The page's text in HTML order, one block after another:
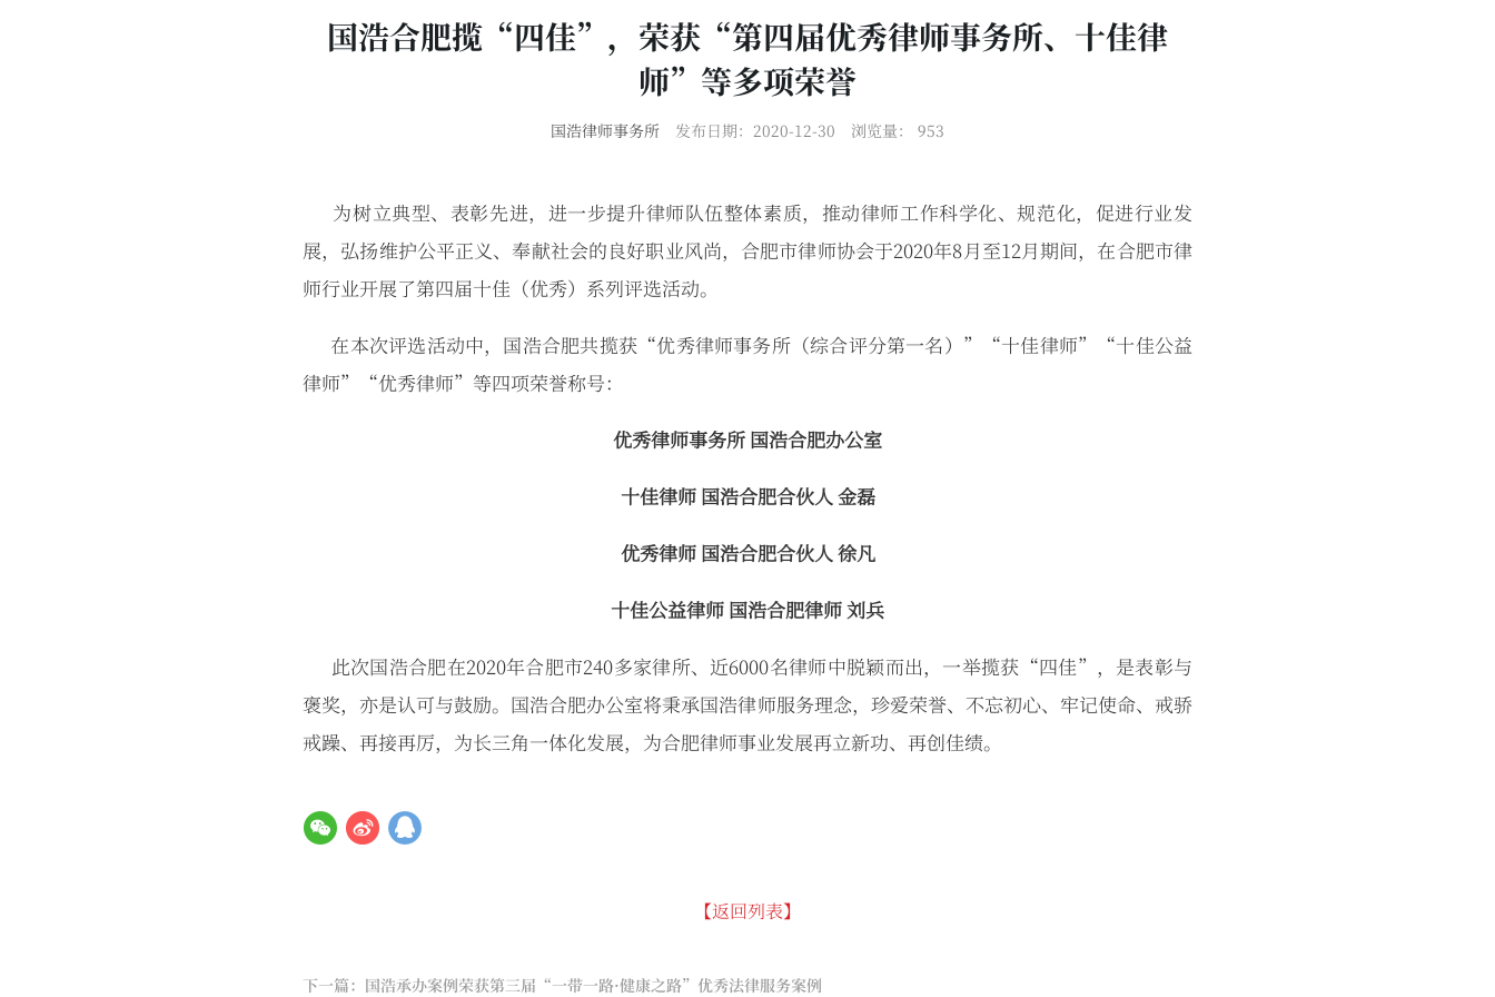
国浩合肥揽“四佳”，荣获“第四届优秀律师事务所、十佳律
师”等多项荣誉
国浩律师事务所 发布日期：2020-12-30 浏览量： 953
为树立典型、表彰先进，进一步提升律师队伍整体素质，推动律师工作科学化、规范化，促进行业发
展，弘扬维护公平正义、奉献社会的良好职业风尚，合肥市律师协会于2020年8月至12月期间，在合肥市律
师行业开展了第四届十佳（优秀）系列评选活动。
在本次评选活动中，国浩合肥共揽获“优秀律师事务所（综合评分第一名）”“十佳律师”“十佳公益
律师”“优秀律师”等四项荣誉称号：
优秀律师事务所 国浩合肥办公室
十佳律师 国浩合肥合伙人 金磊
优秀律师 国浩合肥合伙人 徐凡
十佳公益律师 国浩合肥律师 刘兵
此次国浩合肥在2020年合肥市240多家律所、近6000名律师中脱颖而出，一举揽获“四佳”，是表彰与
褒奖，亦是认可与鼓励。国浩合肥办公室将秉承国浩律师服务理念，珍爱荣誉、不忘初心、牢记使命、戒骄
戒躁、再接再厉，为长三角一体化发展，为合肥律师事业发展再立新功、再创佳绩。
【返回列表】
下一篇：国浩承办案例荣获第三届“一带一路·健康之路”优秀法律服务案例